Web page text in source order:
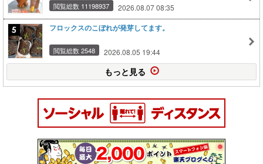
閲覧総数 11198937 2026.08.07 08:35
フロックスのこぼれが発芽してます。
閲覧総数 2548 2026.08.05 19:44
もっと見る